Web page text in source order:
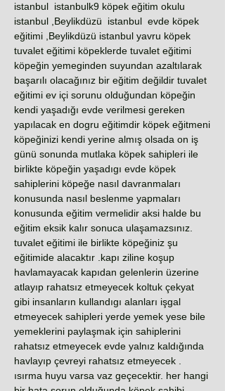
istanbul istanbulk9 köpek eğitim okulu
istanbul ,Beylikdüzü istanbul evde köpek
eğitimi ,Beylikdüzü istanbul yavru köpek
tuvalet eğitimi köpeklerde tuvalet eğitimi
köpeğin yemeginden suyundan azaltılarak
başarılı olacağınız bir eğitim değildir tuvalet
eğitimi ev içi sorunu olduğundan köpeğin
kendi yaşadığı evde verilmesi gereken
yapılacak en dogru eğitimdir köpek eğitmeni
köpeğinizi kendi yerine almış olsada on iş
günü sonunda mutlaka köpek sahipleri ile
birlikte köpeğin yaşadıgı evde köpek
sahiplerini köpeğe nasıl davranmaları
konusunda nasıl beslenme yapmaları
konusunda eğitim vermelidir aksi halde bu
eğitim eksik kalır sonuca ulaşamazsınız.
tuvalet eğitimi ile birlikte köpeğiniz şu
eğitimide alacaktır .kapı ziline koşup
havlamayacak kapıdan gelenlerin üzerine
atlayıp rahatsız etmeyecek koltuk çekyat
gibi insanların kullandıgı alanları işgal
etmeyecek sahipleri yerde yemek yese bile
yemeklerini paylaşmak için sahiplerini
rahatsız etmeyecek evde yalnız kaldığında
havlayıp çevreyi rahatsız etmeyecek .
ısırma huyu varsa vaz geçecektir. her hangi